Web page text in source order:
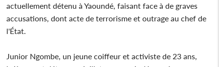
actuellement détenu à Yaoundé, faisant face à de graves
accusations, dont acte de terrorisme et outrage au chef de
l'État.
Junior Ngombe, un jeune coiffeur et activiste de 23 ans,